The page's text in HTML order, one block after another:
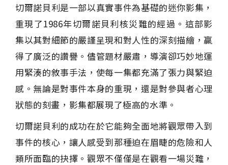
切爾諾貝利是一部以真實事件為基礎的迷你影集，
重現了1986年切爾諾貝利核災難的經過。這部影
集以其對細節的嚴謹呈現和對人性的深刻描繪，贏
得了廣泛的讚譽。儘管題材嚴肅，導演卻巧妙地運
用緊湊的敘事手法，使每一集都充滿了張力與緊迫
感。無論是對事件本身的重現，還是對參與者心理
狀態的刻畫，影集都展現了極高的水準。
切爾諾貝利的成功在於它能夠全面地將觀眾帶入到
事件的核心，讓人感受到那種迫在眉睫的危險和人
類所面臨的抉擇。觀眾不僅僅是在觀看一場災難，